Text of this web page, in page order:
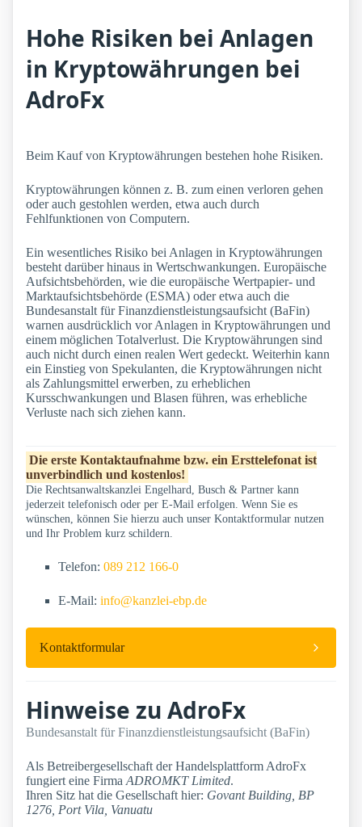
Hohe Risiken bei Anlagen
in Kryptowährungen bei
AdroFx
Beim Kauf von Kryptowährungen bestehen hohe Risiken.
Kryptowährungen können z. B. zum einen verloren gehen
oder auch gestohlen werden, etwa auch durch
Fehlfunktionen von Computern.
Ein wesentliches Risiko bei Anlagen in Kryptowährungen
besteht darüber hinaus in Wertschwankungen. Europäische
Aufsichtsbehörden, wie die europäische Wertpapier- und
Marktaufsichtsbehörde (ESMA) oder etwa auch die
Bundesanstalt für Finanzdienstleistungsaufsicht (BaFin)
warnen ausdrücklich vor Anlagen in Kryptowährungen und
einem möglichen Totalverlust. Die Kryptowährungen sind
auch nicht durch einen realen Wert gedeckt. Weiterhin kann
ein Einstieg von Spekulanten, die Kryptowährungen nicht
als Zahlungsmittel erwerben, zu erheblichen
Kursschwankungen und Blasen führen, was erhebliche
Verluste nach sich ziehen kann.
Die erste Kontaktaufnahme bzw. ein Ersttelefonat ist
unverbindlich und kostenlos!
Die Rechtsanwaltskanzlei Engelhard, Busch & Partner kann
jederzeit telefonisch oder per E-Mail erfolgen. Wenn Sie es
wünschen, können Sie hierzu auch unser Kontaktformular nutzen
und Ihr Problem kurz schildern.
Telefon: 089 212 166-0
E-Mail: info@kanzlei-ebp.de
Kontaktformular
Hinweise zu AdroFx
Bundesanstalt für Finanzdienstleistungsaufsicht (BaFin)
Als Betreibergesellschaft der Handelsplattform AdroFx
fungiert eine Firma ADROMKT Limited.
Ihren Sitz hat die Gesellschaft hier: Govant Building, BP
1276, Port Vila, Vanuatu